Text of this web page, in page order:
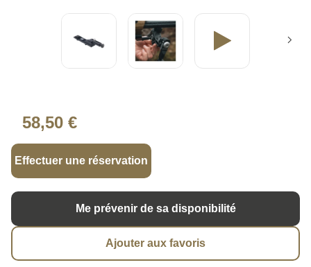
58,50 €
Effectuer une réservation
Me prévenir de sa disponibilité
Ajouter aux favoris